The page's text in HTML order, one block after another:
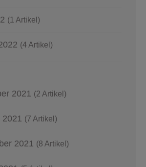
(1 Artikel)
(4 Artikel)
2021 (2 Artikel)
(7 Artikel)
2021 (8 Artikel)